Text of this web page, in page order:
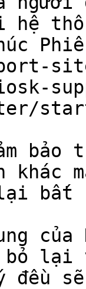
hệ
bảo
bất
của
lại